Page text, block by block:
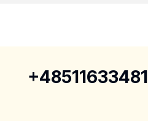
+48511633481